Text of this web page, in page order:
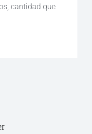
cantidad que